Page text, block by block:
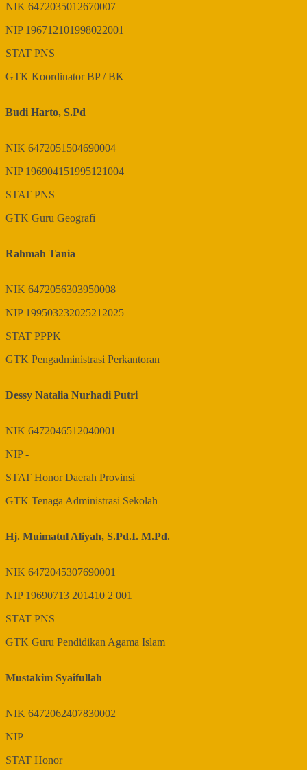
NIK 6472035012670007
NIP 196712101998022001
STAT PNS
GTK Koordinator BP / BK
Budi Harto, S.Pd
NIK 6472051504690004
NIP 196904151995121004
STAT PNS
GTK Guru Geografi
Rahmah Tania
NIK 6472056303950008
NIP 199503232025212025
STAT PPPK
GTK Pengadministrasi Perkantoran
Dessy Natalia Nurhadi Putri
NIK 6472046512040001
NIP-
STAT Honor Daerah Provinsi
GTK Tenaga Administrasi Sekolah
Hj. Muimatul Aliyah, S.Pd.I. M.Pd.
NIK 6472045307690001
NIP 19690713 201410 2 001
STAT PNS
GTK Guru Pendidikan Agama Islam
Mustakim Syaifullah
NIK 6472062407830002
NIP
STAT Honor